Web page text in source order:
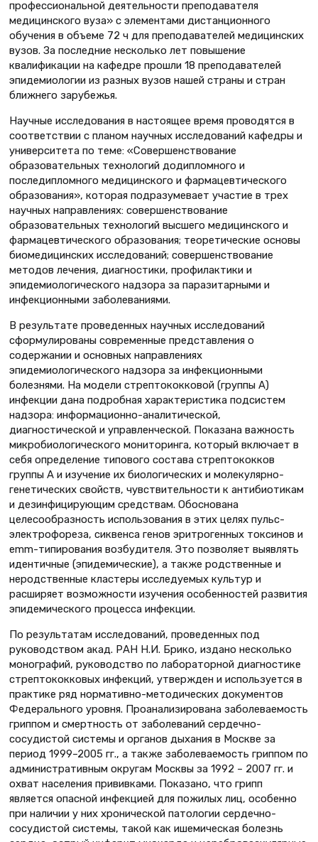
профессиональной деятельности преподавателя
медицинского вуза» с элементами дистанционного
обучения в объеме 72 ч для преподавателей медицинских
вузов. За последние несколько лет повышение
квалификации на кафедре прошли 18 преподавателей
эпидемиологии из разных вузов нашей страны и стран
ближнего зарубежья.
Научные исследования в настоящее время проводятся в
соответствии с планом научных исследований кафедры и
университета по теме: «Совершенствование
образовательных технологий додипломного и
последипломного медицинского и фармацевтического
образования», которая подразумевает участие в трех
научных направлениях: совершенствование
образовательных технологий высшего медицинского и
фармацевтического образования; теоретические основы
биомедицинских исследований; совершенствование
методов лечения, диагностики, профилактики и
эпидемиологического надзора за паразитарными и
инфекционными заболеваниями.
В результате проведенных научных исследований
сформулированы современные представления о
содержании и основных направлениях
эпидемиологического надзора за инфекционными
болезнями. На модели стрептококковой (группы А)
инфекции дана подробная характеристика подсистем
надзора: информационно-аналитической,
диагностической и управленческой. Показана важность
микробиологического мониторинга, который включает в
себя определение типового состава стрептококков
группы А и изучение их биологических и молекулярно-
генетических свойств, чувствительности к антибиотикам
и дезинфицирующим средствам. Обоснована
целесообразность использования в этих целях пульс-
электрофореза, сиквенса генов эритрогенных токсинов и
еmm-типирования возбудителя. Это позволяет выявлять
идентичные (эпидемические), а также родственные и
неродственные кластеры исследуемых культур и
расширяет возможности изучения особенностей развития
эпидемического процесса инфекции.
По результатам исследований, проведенных под
руководством акад. РАН Н.И. Брико, издано несколько
монографий, руководство по лабораторной диагностике
стрептококковых инфекций, утвержден и используется в
практике ряд нормативно-методических документов
Федерального уровня. Проанализирована заболеваемость
гриппом и смертность от заболеваний сердечно-
сосудистой системы и органов дыхания в Москве за
период 1999–2005 гг., а также заболеваемость гриппом по
административным округам Москвы за 1992 – 2007 гг. и
охват населения прививками. Показано, что грипп
является опасной инфекцией для пожилых лиц, особенно
при наличии у них хронической патологии сердечно-
сосудистой системы, такой как ишемическая болезнь